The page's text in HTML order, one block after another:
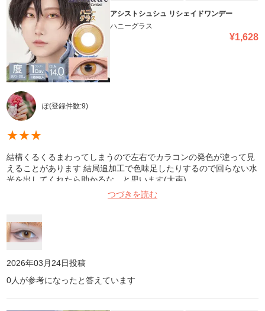
アシストシュシュ リシェイドワンデー
ハニーグラス
¥1,628
ぽ(登録件数:9)
★★★
結構くるくるまわってしまうので左右でカラコンの発色が違って見
えることがあります 結局追加工で色味足したりするので回らない水
光を出してくれたら助かるな…と思います(大声)
つづきを読む
2026年03月24日投稿
0人が参考になったと答えています